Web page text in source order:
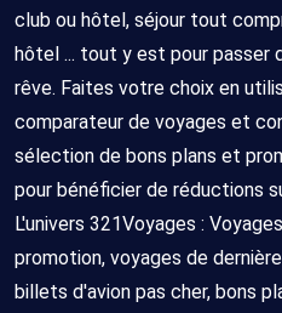
club ou hôtel, séjour tout
hôtel ... tout y est pour passer
rêve. Faites votre choix en
comparateur de voyages et
sélection de bons plans et
pour bénéficier de réductions
L'univers 321Voyages :
promotion, voyages de
billets d'avion pas cher, bons